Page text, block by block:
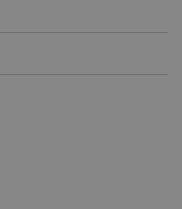
или да нарачаш од
со доплата на лице
игри: шах,